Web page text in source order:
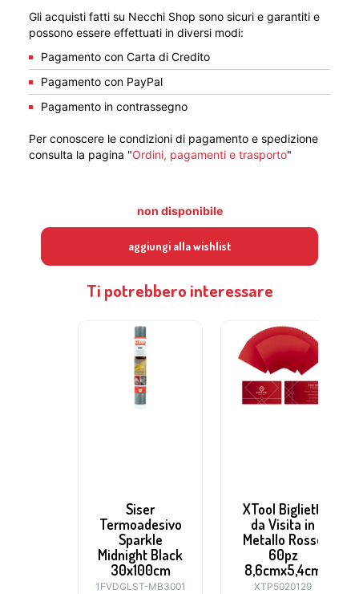
Gli acquisti fatti su Necchi Shop sono sicuri e garantiti e
possono essere effettuati in diversi modi:
Pagamento con Carta di Credito
Pagamento con PayPal
Pagamento in contrassegno
Per conoscere le condizioni di pagamento e spedizione
consulta la pagina "Ordini, pagamenti e trasporto"
non disponibile
aggiungi alla wishlist
Ti potrebbero interessare
Siser
Termoadesivo
Sparkle
Midnight Black
30x100cm
1FVDGLST-MB3001
XTool Biglietti
da Visita in
Metallo Rosso
60pz
8,6cmx5,4cm
XTP5020129